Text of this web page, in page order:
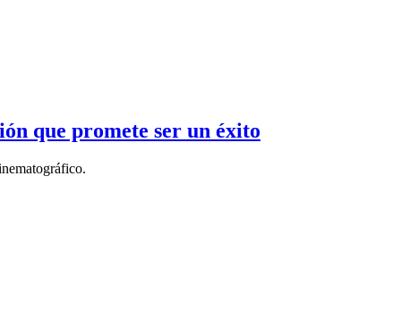
que promete ser un éxito